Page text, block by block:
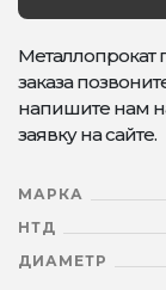
Металлопрокат
заказа
напишите нам
заявку на сайте.
МАРКА
НТД
ДИАМЕТР